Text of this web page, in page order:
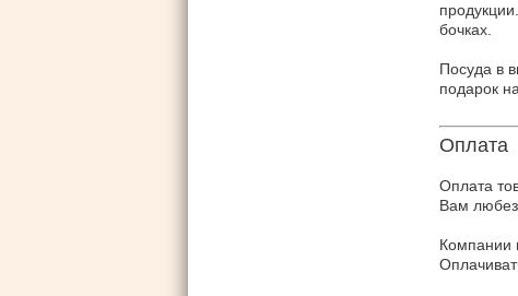
продукции.
бочках.
Посуда в
подарок на
Оплата
Оплата
Вам
Компании